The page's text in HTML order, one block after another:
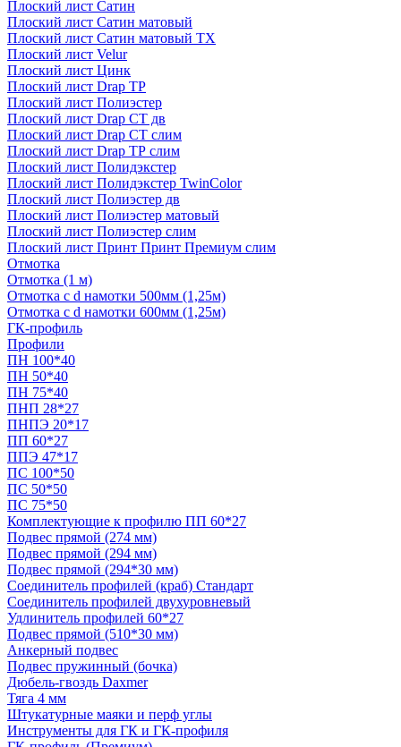
Плоский лист Сатин
Плоский лист Сатин матовый
Плоский лист Сатин матовый TX
Плоский лист Velur
Плоский лист Цинк
Плоский лист Drap ТР
Плоский лист Полиэстер
Плоский лист Drap СТ дв
Плоский лист Drap СТ слим
Плоский лист Drap ТР слим
Плоский лист Полидэкстер
Плоский лист Полидэкстер TwinColor
Плоский лист Полиэстер дв
Плоский лист Полиэстер матовый
Плоский лист Полиэстер слим
Плоский лист Принт Принт Премиум слим
Отмотка
Отмотка (1 м)
Отмотка с d намотки 500мм (1,25м)
Отмотка с d намотки 600мм (1,25м)
ГК-профиль
Профили
ПН 100*40
ПН 50*40
ПН 75*40
ПНП 28*27
ПНПЭ 20*17
ПП 60*27
ППЭ 47*17
ПС 100*50
ПС 50*50
ПС 75*50
Комплектующие к профилю ПП 60*27
Подвес прямой (274 мм)
Подвес прямой (294 мм)
Подвес прямой (294*30 мм)
Соединитель профилей (краб) Стандарт
Соединитель профилей двухуровневый
Удлинитель профилей 60*27
Подвес прямой (510*30 мм)
Анкерный подвес
Подвес пружинный (бочка)
Дюбель-гвоздь Daxmer
Тяга 4 мм
Штукатурные маяки и перф углы
Инструменты для ГК и ГК-профиля